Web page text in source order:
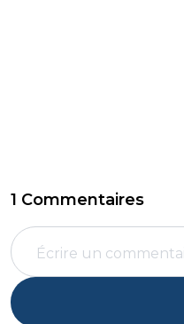
1 Commentaires